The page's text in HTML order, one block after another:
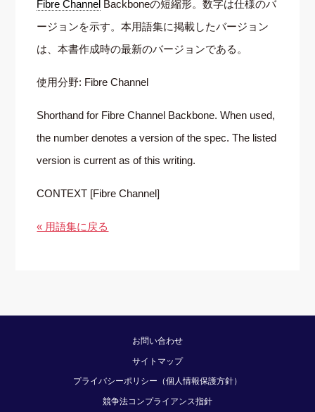
Fibre Channel Backboneの短縮形。数字は仕様のバ
ージョンを示す。本用語集に掲載したバージョン
は、本書作成時の最新のバージョンである。
使用分野: Fibre Channel
Shorthand for Fibre Channel Backbone. When used,
the number denotes a version of the spec. The listed
version is current as of this writing.
CONTEXT [Fibre Channel]
« 用語集に戻る
お問い合わせ
サイトマップ
プライバシーポリシー（個人情報保護方針）
競争法コンプライアンス指針